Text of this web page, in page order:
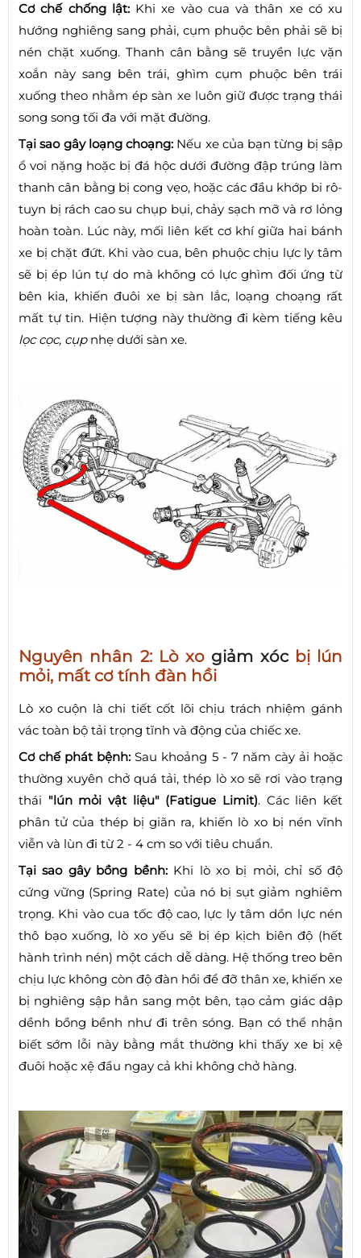
Cơ chế chống lật:Khi xe vào cua và thân xe có xu
hướng nghiêng sang phải, cụm phuộc bên phải sẽ bị
nén chặt xuống. Thanh cân bằng sẽ truyền lực vặn
xoắn này sang bên trái, ghìm cụm phuộc bên trái
xuống theo nhằm ép sàn xe luôn giữ được trạng thái
song song tối đa với mặt đường.
Tại sao gây loạng choạng: Nếu xe của bạn từng bị sập
ổ voi nặng hoặc bị đá hộc dưới đường đập trúng làm
thanh cân bằng bị cong vẹo, hoặc các đầu khớp bi rô-
tuyn bị rách cao su chụp bụi, chảy sạch mỡ và rơ lỏng
hoàn toàn. Lúc này, mối liên kết cơ khí giữa hai bánh
xe bị chặt đứt. Khi vào cua, bên phuộc chịu lực ly tâm
sẽ bị ép lún tự do mà không có lực ghìm đối ứng từ
bên kia, khiến đuôi xe bị sàn lắc, loạng choạng rất
mất tự tin. Hiện tượng này thường đi kèm tiếng kêu
lọc cọc, cụpnhẹ dưới sàn xe.
Nguyên nhân 2: Lò xo giảm xócbị lún
mỏi, mất cơ tính đàn hồi
Lò xo cuộn là chi tiết cốt lõi chịu trách nhiệm gánh
vác toàn bộ tải trọng tĩnh và động của chiếc xe.
Cơ chế phát bệnh: Sau khoảng 5 - 7 năm cày ải hoặc
thường xuyên chở quá tải, thép lò xo sẽ rơi vào trạng
thái "lún mỏi vật liệu" (Fatigue Limit). Các liên kết
phân tử của thép bị giãn ra, khiến lò xo bị nén vĩnh
viễn và lùn đi từ 2 - 4 cm so với tiêu chuẩn.
Tại sao gây bồng bềnh:Khi lò xo bị mỏi, chỉ số độ
cứng vững (Spring Rate) của nó bị sụt giảm nghiêm
trọng. Khi vào cua tốc độ cao, lực ly tâm dồn lực nén
thô bạo xuống, lò xo yếu sẽ bị ép kịch biên độ (hết
hành trình nén) một cách dễ dàng. Hệ thống treo bên
chịu lực không còn độ đàn hồi để đỡ thân xe, khiến xe
bị nghiêng sập hẳn sang một bên, tạo cảm giác dập
dềnh bồng bềnh như đi trên sóng. Bạn có thể nhận
biết sớm lỗi này bằng mắt thường khi thấy xe bị xệ
đuôi hoặc xệ đầu ngay cả khi không chở hàng.